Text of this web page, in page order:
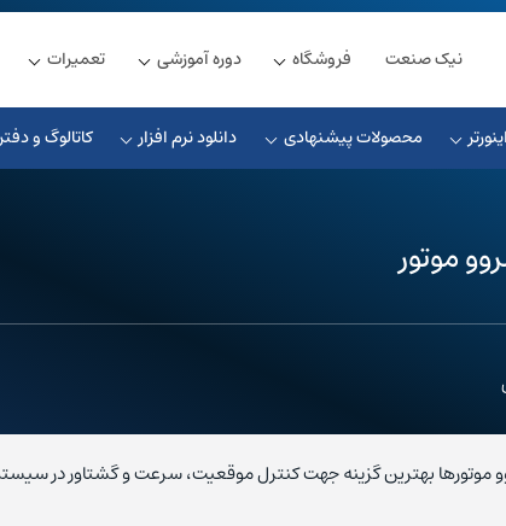
نیک صنعت فروشگاه دوره آموزشی تعمیرات
محصولات پیشنهادی دانلود نرم افزار کاتالوگ و
موتور
موتورها بهترین گزینه جهت کنترل موقعیت، سرعت و گشتاور در